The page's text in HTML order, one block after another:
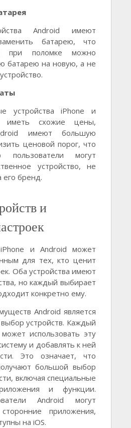
Android имеют
батарею, что
при поломке можно
батарею на новую, а не
устройства iPhone и
иметь схожие цены,
имеют большую
ценовой порог, что
пользователи могут
устройство, не
его бренд.
и
и Android может
для тех, кто ценит
Оба устройства имеют
но каждый выбирает
конкретно ему.
Android является
устройств. Каждый
использовать эту
и добавлять к ней
Это означает, что
большой выбор
включая специальные
и функции.
Android могут
сторонние приложения,
на iOS.